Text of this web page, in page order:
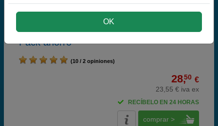
Q-Nomic 113 botella de tinta pigmentada negra 140 ml
Q-Nomic 113 botella de tinta pigmentada magenta
Q-Nomic 113 botella de tinta pigmentada amarilla 70 ml
Pack ahorro
(10 / 2 opiniones)
28,50 €
23,55 € iva ex
RECÍBELO EN 24 HORAS
comprar >
OK